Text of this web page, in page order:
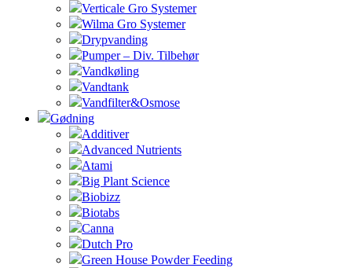
Verticale Gro Systemer
Wilma Gro Systemer
Drypvanding
Pumper – Div. Tilbehør
Vandkøling
Vandtank
Vandfilter&Osmose
Gødning
Additiver
Advanced Nutrients
Atami
Big Plant Science
Biobizz
Biotabs
Canna
Dutch Pro
Green House Powder Feeding